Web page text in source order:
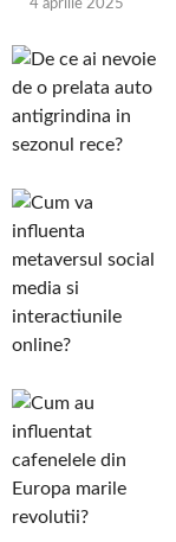
4 aprilie 2025